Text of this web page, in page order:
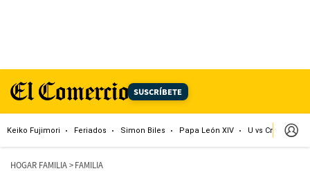
SUSCRÍBETE
Keiko Fujimori Feriados Simon Biles Papa León XIV U vs Cristal
HOGAR FAMILIA> FAMILIA